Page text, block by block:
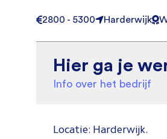
2800 - 5300 Harderwijk
Hier ga je
Info over het bedrijf
Locatie: Harderwijk.